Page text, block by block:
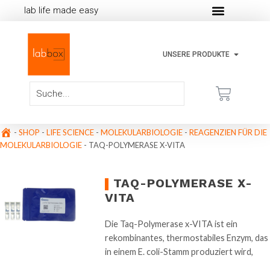
lab life made easy
UNSERE PRODUKTE
- SHOP - LIFE SCIENCE - MOLEKULARBIOLOGIE - REAGENZIEN FÜR DIE
MOLEKULARBIOLOGIE - TAQ-POLYMERASE X-VITA
TAQ-POLYMERASE X-
VITA
Die Taq-Polymerase x-VITA ist ein
rekombinantes, thermostabiles Enzym, das
in einem E. coli-Stamm produziert wird,